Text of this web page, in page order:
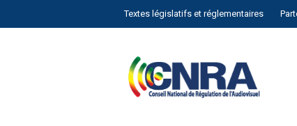
Textes législatifs et réglementaires